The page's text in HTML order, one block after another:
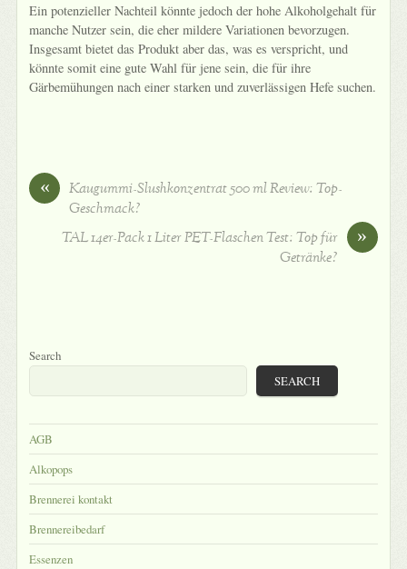
Ein potenzieller Nachteil könnte jedoch der hohe Alkoholgehalt für
manche Nutzer sein, die eher mildere Variationen bevorzugen.
Insgesamt bietet das Produkt aber das, was es verspricht, und
könnte somit eine gute Wahl für jene sein, die für ihre
Gärbemühungen nach einer starken und zuverlässigen Hefe suchen.
«
Kaugummi-Slushkonzentrat 500 ml Review: Top-
Geschmack?
»
TAL 14er-Pack 1 Liter PET-Flaschen Test: Top für
Getränke?
Search
SEARCH
AGB
Alkopops
Brennerei kontakt
Brennereibedarf
Essenzen